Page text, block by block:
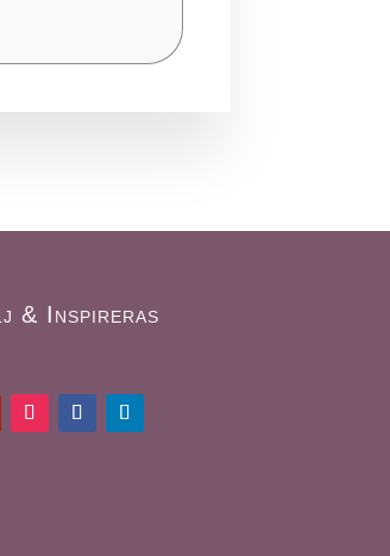
& Inspireras